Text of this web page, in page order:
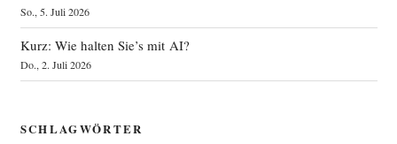
So., 5. Juli 2026
Kurz: Wie halten Sie’s mit AI?
Do., 2. Juli 2026
SCHLAGWÖRTER